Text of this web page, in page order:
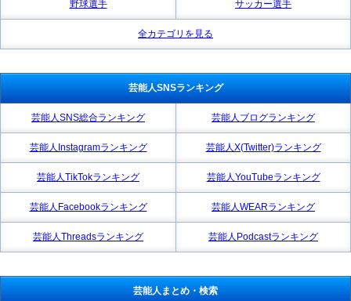
野球選手 サッカー選手
全カテゴリを見る
芸能人SNSランキング
芸能人SNS総合ランキング 芸能人ブログランキング
芸能人Instagramランキング 芸能人X(Twitter)ランキング
芸能人TikTokランキング 芸能人YouTubeランキング
芸能人Facebookランキング 芸能人WEARランキング
芸能人Threadsランキング 芸能人Podcastランキング
芸能人まとめ・検索